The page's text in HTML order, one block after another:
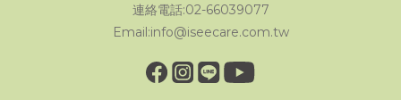
連絡電話:02-66039077
Email:info@iseecare.com.tw